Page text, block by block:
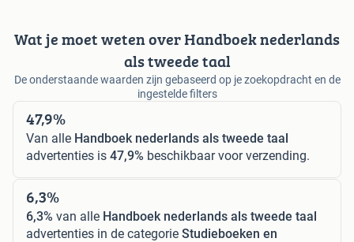
Wat je moet weten over Handboek nederlands
als tweede taal
De onderstaande waarden zijn gebaseerd op je zoekopdracht en de
ingestelde filters
47,9%
Van alle Handboek nederlands als tweede taal
advertenties is 47,9% beschikbaar voor verzending.
6,3%
6,3% van alle Handboek nederlands als tweede taal
advertenties in de categorie Studieboeken en